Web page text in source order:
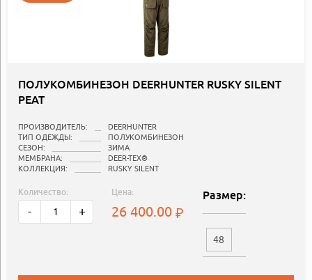
ПОЛУКОМБИНЕЗОН DEERHUNTER RUSKY SILENT
PEAT
ПРОИЗВОДИТЕЛЬ:
DEERHUNTER
ТИП ОДЕЖДЫ:
ПОЛУКОМБИНЕЗОН
СЕЗОН:
ЗИМА
МЕМБРАНА:
DEER-TEX®
КОЛЛЕКЦИЯ:
RUSKY SILENT
Количество:
- +
Цена:
26 400.00
Размер:
48